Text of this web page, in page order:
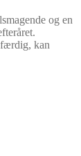
og en
kan